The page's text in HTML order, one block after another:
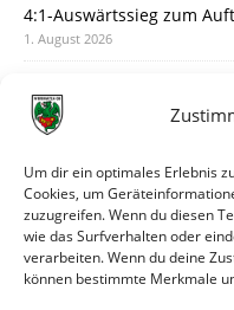
Um dir ein optimales Erlebnis
Cookies, um
zuzugreifen. Wenn du diesen
wie das Surfverhalten oder
verarbeiten. Wenn du deine
können bestimmte Merkmale
4:1-Auswärtssieg zum
1. August 2026
31. Juli 2026
30. Juli 2026
Deine Spielminute: 89+1
28. Juli 2026
Neuer Rückensponsor